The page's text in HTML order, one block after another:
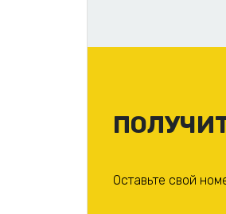
тиражи могут быть
Прайс на цифровую
Оставьте свой